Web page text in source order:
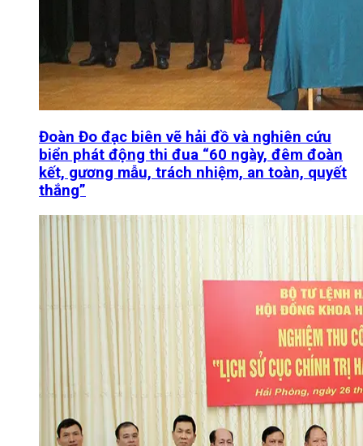
Đoàn Đo đạc biên vẽ hải đồ và nghiên cứu
biển phát động thi đua “60 ngày, đêm đoàn
kết, gương mẫu, trách nhiệm, an toàn, quyết
thắng”